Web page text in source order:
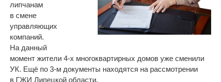
липчанам
в смене
управляющих
компаний.
На данный
момент жители 4-х многоквартирных домов уже сменили
УК. Ещё по 3-м документы находятся на рассмотрении
в ГЖИ Липецкой области.